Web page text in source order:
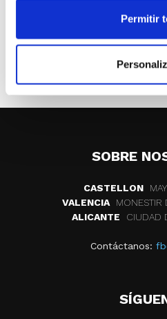
Permitir
ETIQUETAS seleccion alevin
campeonato españa minibasket
SOBRE
CASTELLON
VALENCIA
MONESTIR
ALICANTE
CIUDAD
Contáctanos: